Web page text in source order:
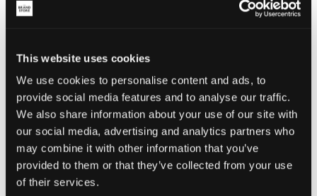
This website uses cookies
We use cookies to personalise content and ads, to
provide social media features and to analyse our traffic.
We also share information about your use of our site with
our social media, advertising and analytics partners who
may combine it with other information that you’ve
provided to them or that they’ve collected from your use
of their services.
One size
Wahrgenommene Größe
Klein Perfekt Groß
WÄHLEN SIE EINE GRÖSSE